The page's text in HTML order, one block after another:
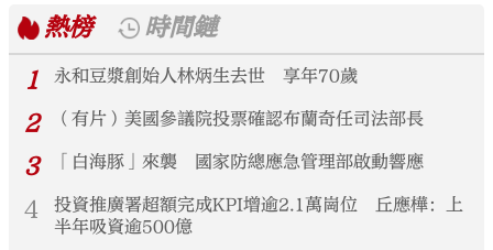
熱榜
時間鏈
1
永和豆漿創始人林炳生去世 享年70歲
2 （有片）美國參議院投票確認布蘭奇任司法部長
3 「白海豚」來襲 國家防總應急管理部啟動響應
4
投資推廣署超額完成KPI增逾2.1萬崗位 丘應樺：上
半年吸資逾500億